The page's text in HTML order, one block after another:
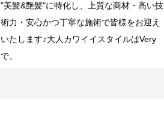
"美髪&艶髪"に特化し、上質な商材・高い技
術力・安心かつ丁寧な施術で皆様をお迎え
いたします♪大人カワイイスタイルはVery
で。